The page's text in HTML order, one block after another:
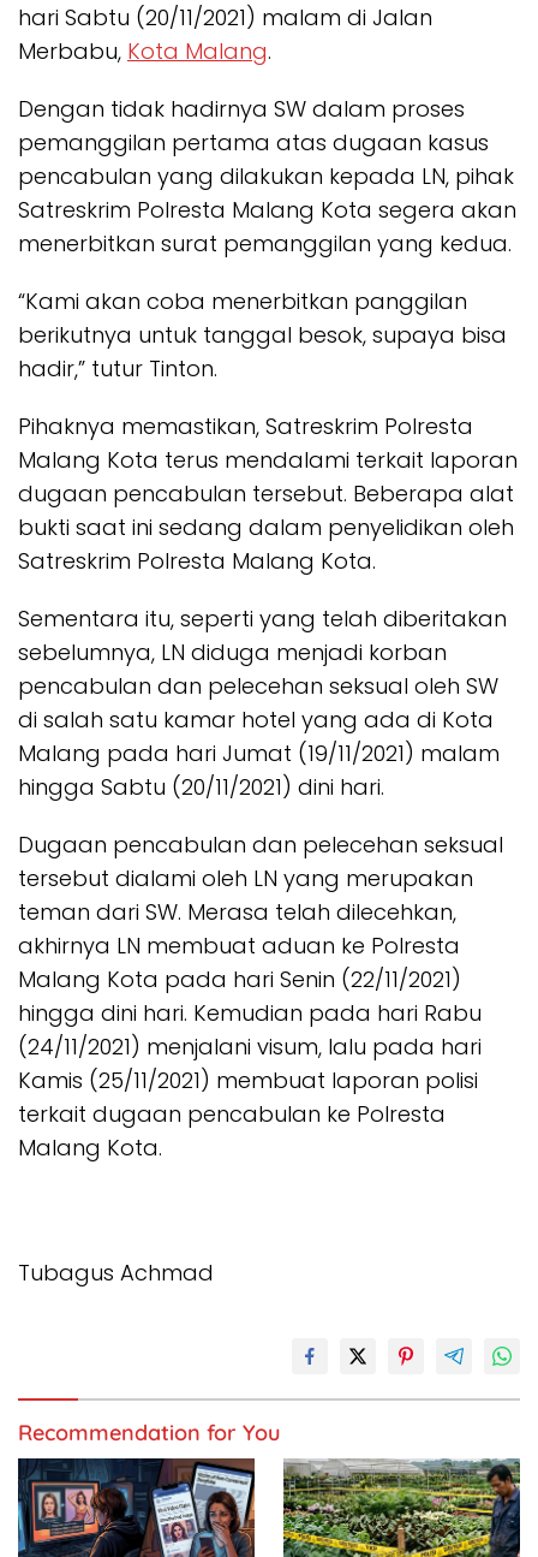
hari Sabtu (20/11/2021) malam di Jalan
Merbabu, Kota Malang.
Dengan tidak hadirnya SW dalam proses
pemanggilan pertama atas dugaan kasus
pencabulan yang dilakukan kepada LN, pihak
Satreskrim Polresta Malang Kota segera akan
menerbitkan surat pemanggilan yang kedua.
“Kami akan coba menerbitkan panggilan
berikutnya untuk tanggal besok, supaya bisa
hadir,” tutur Tinton.
Pihaknya memastikan, Satreskrim Polresta
Malang Kota terus mendalami terkait laporan
dugaan pencabulan tersebut. Beberapa alat
bukti saat ini sedang dalam penyelidikan oleh
Satreskrim Polresta Malang Kota.
Sementara itu, seperti yang telah diberitakan
sebelumnya, LN diduga menjadi korban
pencabulan dan pelecehan seksual oleh SW
di salah satu kamar hotel yang ada di Kota
Malang pada hari Jumat (19/11/2021) malam
hingga Sabtu (20/11/2021) dini hari.
Dugaan pencabulan dan pelecehan seksual
tersebut dialami oleh LN yang merupakan
teman dari SW. Merasa telah dilecehkan,
akhirnya LN membuat aduan ke Polresta
Malang Kota pada hari Senin (22/11/2021)
hingga dini hari. Kemudian pada hari Rabu
(24/11/2021) menjalani visum, lalu pada hari
Kamis (25/11/2021) membuat laporan polisi
terkait dugaan pencabulan ke Polresta
Malang Kota.
Tubagus Achmad
Recommendation for You